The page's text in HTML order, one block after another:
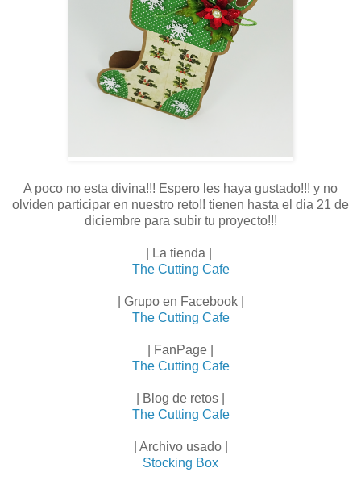
A poco no esta divina!!! Espero les haya gustado!!! y no
olviden participar en nuestro reto!! tienen hasta el dia 21 de
diciembre para subir tu proyecto!!!
| La tienda |
The Cutting Cafe
| Grupo en Facebook |
The Cutting Cafe
| FanPage |
The Cutting Cafe
| Blog de retos |
The Cutting Cafe
| Archivo usado |
Stocking Box